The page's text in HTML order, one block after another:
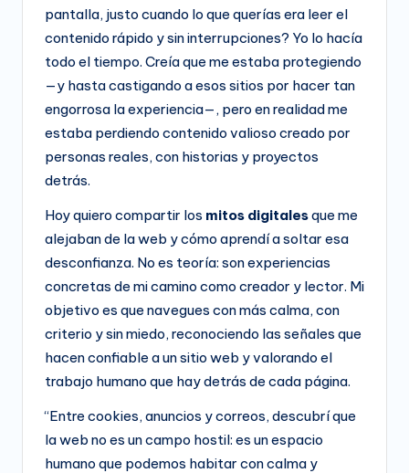
pantalla, justo cuando lo que querías era leer el
contenido rápido y sin interrupciones? Yo lo hacía
todo el tiempo. Creía que me estaba protegiendo
—y hasta castigando a esos sitios por hacer tan
engorrosa la experiencia—, pero en realidad me
estaba perdiendo contenido valioso creado por
personas reales, con historias y proyectos
detrás.
Hoy quiero compartir los mitos digitalesque me
alejaban de la web y cómo aprendí a soltar esa
desconfianza. No es teoría: son experiencias
concretas de mi camino como creador y lector. Mi
objetivo es que navegues con más calma, con
criterio y sin miedo, reconociendo las señales que
hacen confiable a un sitio web y valorando el
trabajo humano que hay detrás de cada página.
“Entre cookies, anuncios y correos, descubrí que
la web no es un campo hostil: es un espacio
humano que podemos habitar con calma y